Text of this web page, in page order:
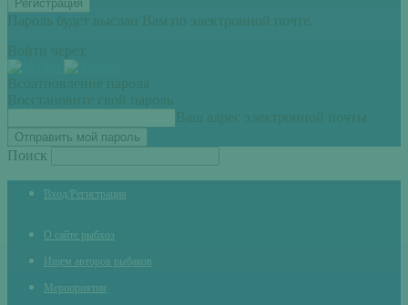
Пароль будет выслан Вам по электронной почте.
Войти через:
Всоатновление пароля
Восстановите свой пароль
Ваш адрес электронной почты
Поиск
Вход/Регистрация
О сайте рыбхоз
Ищем авторов рыбаков
Мероприятия